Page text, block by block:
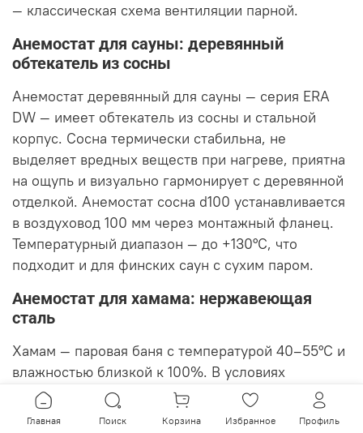
— классическая схема вентиляции парной.
Анемостат для сауны: деревянный
обтекатель из сосны
Анемостат деревянный для сауны — серия ERA
DW — имеет обтекатель из сосны и стальной
корпус. Сосна термически стабильна, не
выделяет вредных веществ при нагреве, приятна
на ощупь и визуально гармонирует с деревянной
отделкой. Анемостат сосна d100 устанавливается
в воздуховод 100 мм через монтажный фланец.
Температурный диапазон — до +130°C, что
подходит и для финских саун с сухим паром.
Анемостат для хамама: нержавеющая
сталь
Хамам — паровая баня с температурой 40–55°C и
влажностью близкой к 100%. В условиях
постоянной конденсации влаги пластик быстро
мутнеет и трескается, деревянный обтекатель
Главная Поиск Корзина Избранное Профиль